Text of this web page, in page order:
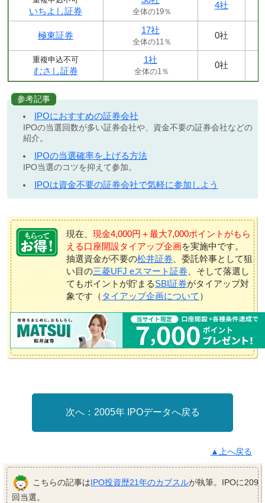
いちよし証券 全体の19％
4社
極東証券
17社
全体の11％
0社
重複申込不可
むさし証券
1社
全体の1％
0社
参考記事
IPOにおすすめの証券会社
IPOの当選回数が多い証券会社や、資金不要の証券会社などの
紹介。
IPOの当選確率を上げる方法
IPO当選のコツを抑えて参加。
IPOは資金不要の証券会社で気軽に参加しよう
現在、 現金4,000円＋最大7,000ポイントがもら
える口座開設タイアップ企画を実施中です。
抽選資金が不要の松井証券 、委託幹事として狙
い目の三菱UFJ eスマート証券 、そして落選し
てもポイントが貯まるSBI証券がタイアップ対
象です（ タイアップ企画について ）
2005年 IPOデータへ戻る
▲上へ戻る
こちらの記事はIPO投資歴21年のカブスルが執筆。IPOに209
回当選。